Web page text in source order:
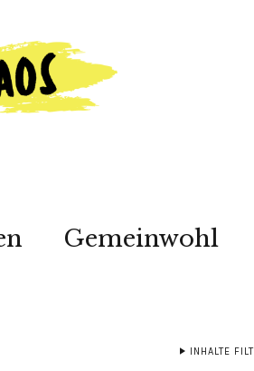
Gemeinwohl
INHALTE